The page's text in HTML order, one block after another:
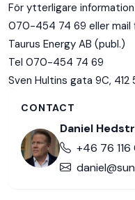
För ytterligare
070-454 74 69 eller mail
Taurus Energy AB (publ.)
Tel 070-454 74 69
Sven Hultins gata 9C,
CONTACT
Daniel
+46 76 116